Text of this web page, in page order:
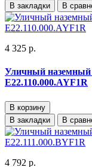
В закладки
В
4 325 р.
Уличный наземный
E22.110.000.AYF1R
В корзину
В закладки
В
4 792 р.